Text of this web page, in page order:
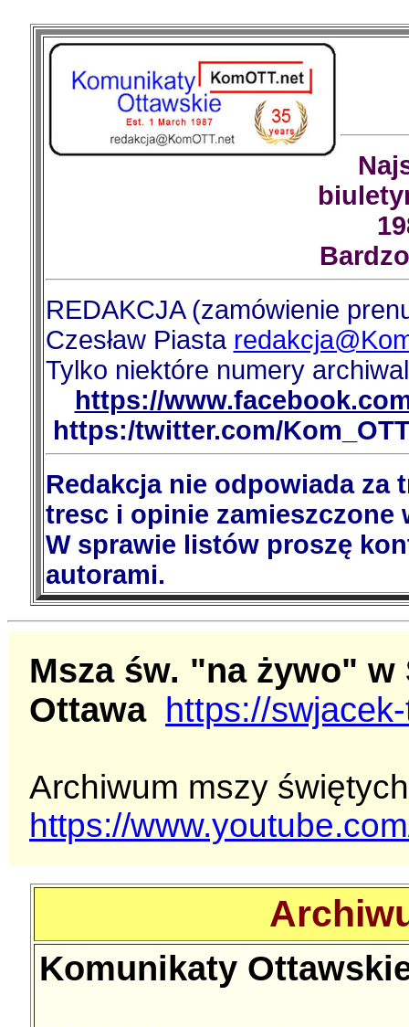
REDAKCJA (zamówienie
Czesław Piasta
Tylko niektóre numery
https://
https:/twitter.com/
Redakcja nie odpowiada za
tresc i opinie zamieszczone
W sprawie listów proszę
autorami.
Msza św. "na żywo"
Ottawa
https://
Archiwum mszy
https://
Komunikaty